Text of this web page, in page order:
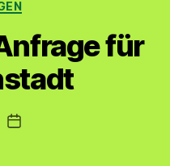
für
Veröffentlichungsdatum